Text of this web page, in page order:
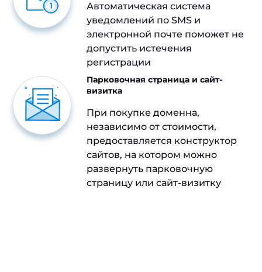
Автоматическая система
уведомлений по SMS и
электронной почте поможет не
допустить истечения
регистрации
Парковочная страница и сайт-
визитка
При покупке доменна,
независимо от стоимости,
предоставляется конструктор
сайтов, на котором можно
развернуть парковочную
страницу или сайт-визитку